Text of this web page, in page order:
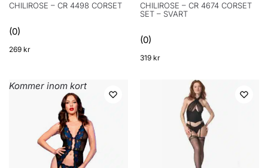
CHILIROSE – CR 4498 CORSET
(0)
269 kr
CHILIROSE – CR 4674 CORSET
SET – SVART
(0)
319 kr
Kommer inom kort